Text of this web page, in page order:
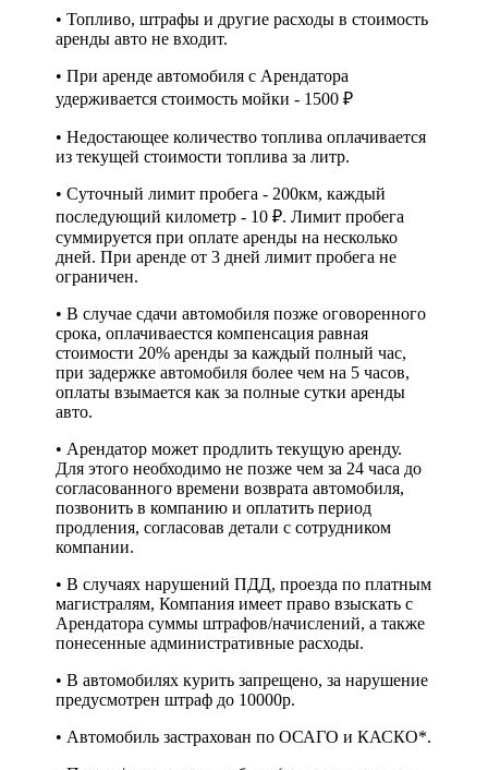
• Топливо, штрафы и другие расходы в стоимость
аренды авто не входит.
• При аренде автомобиля с Арендатора
удерживается стоимость мойки - 1500 ₽
• Недостающее количество топлива оплачивается
из текущей стоимости топлива за литр.
• Суточный лимит пробега - 200км, каждый
последующий километр - 10 ₽. Лимит пробега
суммируется при оплате аренды на несколько
дней. При аренде от 3 дней лимит пробега не
ограничен.
• В случае сдачи автомобиля позже оговоренного
срока, оплачиваестся компенсация равная
стоимости 20% аренды за каждый полный час,
при задержке автомобиля более чем на 5 часов,
оплаты взымается как за полные сутки аренды
авто.
• Арендатор может продлить текущую аренду.
Для этого необходимо не позже чем за 24 часа до
согласованного времени возврата автомобиля,
позвонить в компанию и оплатить период
продления, согласовав детали с сотрудником
компании.
• В случаях нарушений ПДД, проезда по платным
магистралям, Компания имеет право взыскать с
Арендатора суммы штрафов/начислений, а также
понесенные административные расходы.
• В автомобилях курить запрещено, за нарушение
предусмотрен штраф до 10000р.
• Автомобиль застрахован по ОСАГО и КАСКО*.